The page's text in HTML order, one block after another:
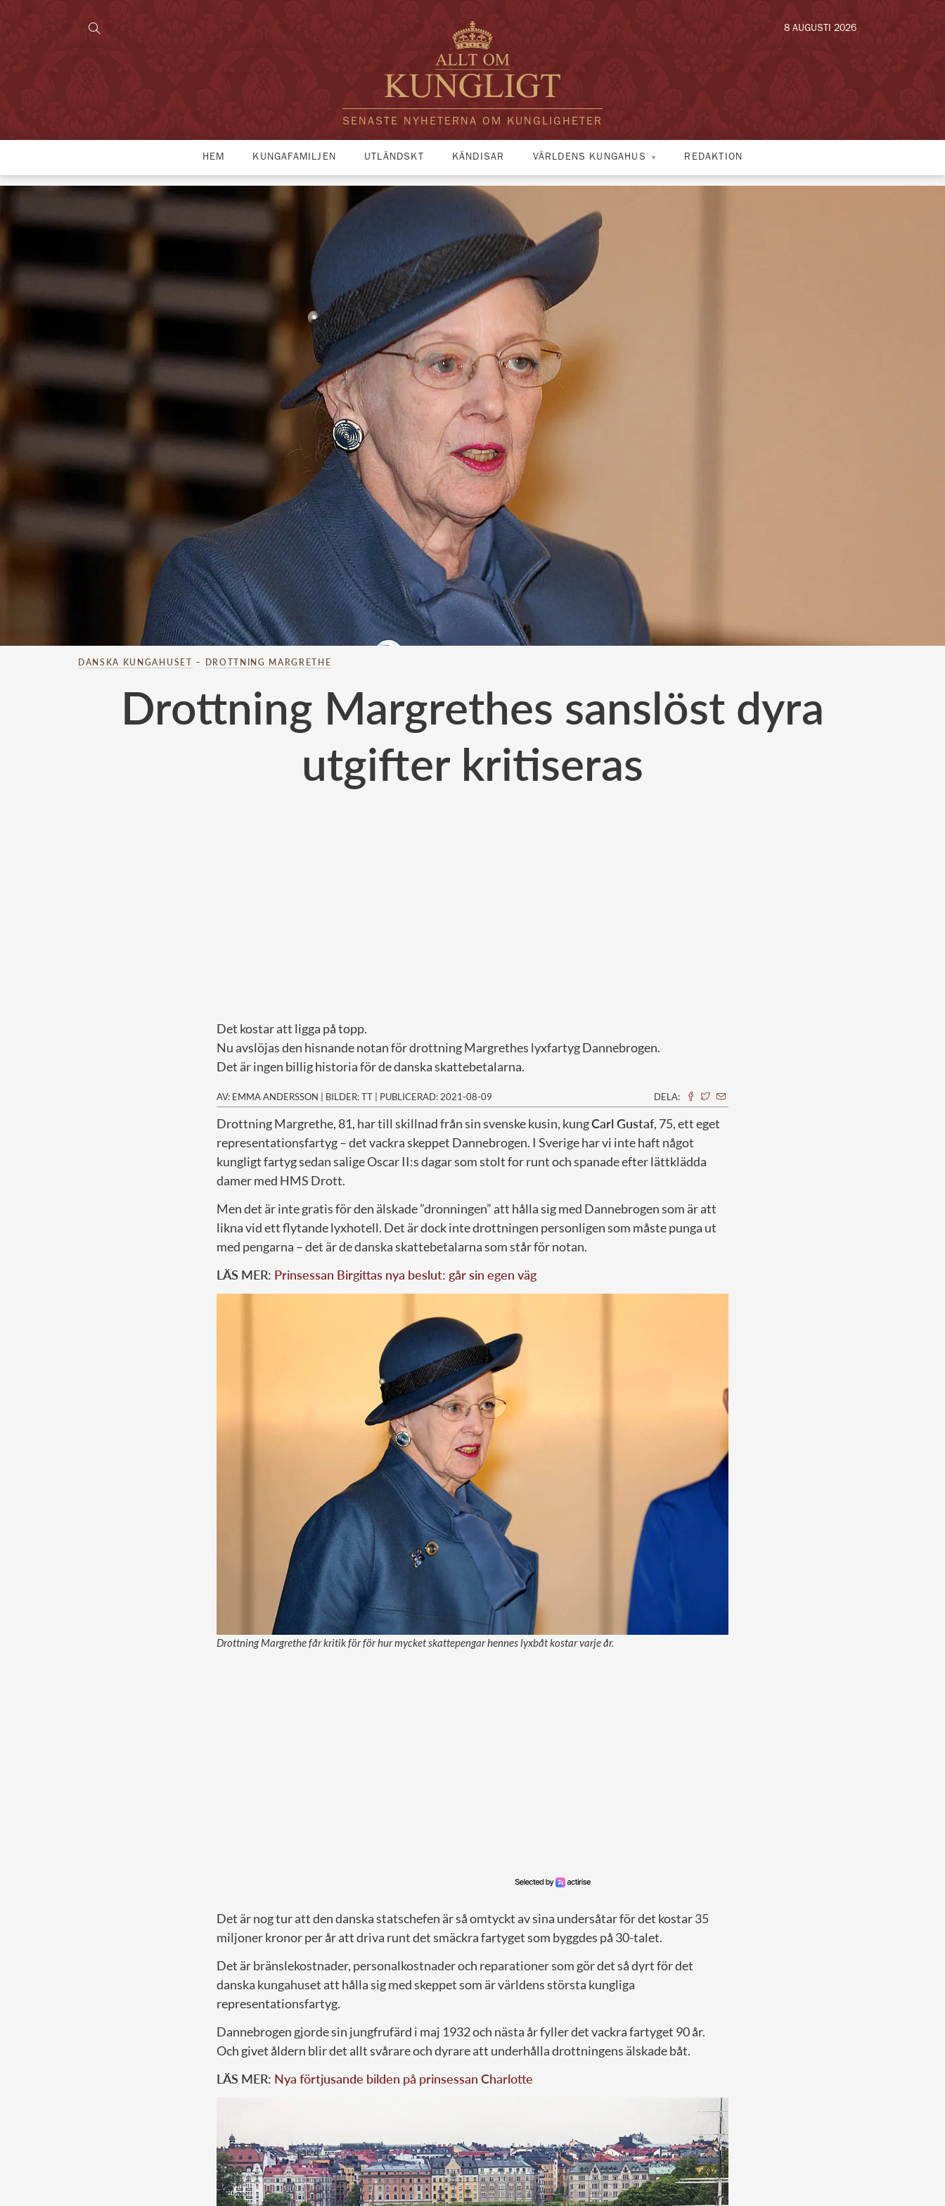
SENASTE NYHETERNA OM KUNGLIGHETER
8 AUGUSTI 2026
HEM KUNGAFAMILJEN UTLÄNDSKT KÄNDISAR VÄRLDENS KUNGAHUS REDAKTION
DANSKA KUNGAHUSET – DROTTNING MARGRETHE
Drottning Margrethes sanslöst dyra
utgifter kritiseras
Det kostar att ligga på topp.
Nu avslöjas den hisnande notan för drottning Margrethes lyxfartyg Dannebrogen.
Det är ingen billig historia för de danska skattebetalarna.
AV: EMMA ANDERSSON | BILDER: TT | PUBLICERAD: 2021-08-09 DELA:
Drottning Margrethe, 81, har till skillnad från sin svenske kusin, kungCarl Gustaf, 75, ett eget
representationsfartyg – det vackra skeppet Dannebrogen. I Sverige har vi inte haft något
kungligt fartyg sedan salige Oscar II:s dagar som stolt for runt och spanade efter lättklädda
damer med HMS Drott.
Men det är inte gratis för den älskade ”dronningen” att hålla sig med Dannebrogen som är att
likna vid ett flytande lyxhotell. Det är dock inte drottningen personligen som måste punga ut
med pengarna – det är de danska skattebetalarna som står för notan.
LÄS MER: Prinsessan Birgittas nya beslut: går sin egen väg
Drottning Margrethe får kritik för för hur mycket skattepengar hennes lyxbåt kostar varje år.
Det är nog tur att den danska statschefen är så omtyckt av sina undersåtar för det kostar 35
miljoner kronor per år att driva runt det smäckra fartyget som byggdes på 30-talet.
Det är bränslekostnader, personalkostnader och reparationer som gör det så dyrt för det
danska kungahuset att hålla sig med skeppet som är världens största kungliga
representationsfartyg.
Dannebrogen gjorde sin jungfrufärd i maj 1932 och nästa år fyller det vackra fartyget 90 år.
Och givet åldern blir det allt svårare och dyrare att underhålla drottningens älskade båt.
LÄS MER: Nya förtjusande bilden på prinsessan Charlotte